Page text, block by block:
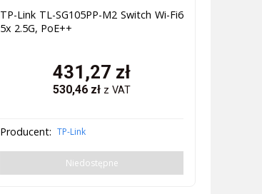
TP-Link TL-SG105PP-M2 Switch Wi-Fi6
5x 2.5G, PoE++
431,27 zł
530,46 zł z VAT
Producent: TP-Link
Niedostępne